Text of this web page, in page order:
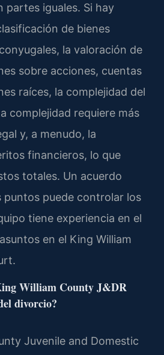
partes iguales. Si hay
de bienes
la valoración de
sobre acciones, cuentas
raíces, la complejidad del
complejidad requiere más
y, a menudo, la
financieros, lo que
totales. Un acuerdo
puntos puede controlar los
tiene experiencia en el
en el King William
William County J&DR
divorcio?
Juvenile and Domestic